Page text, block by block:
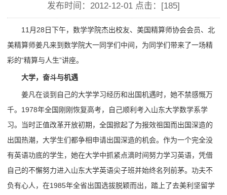
发布时间：2012-12-01 点击：[185]
11月28日下午，数学学院杰出校友、美国精算师协会会员、北
美精算师姜凡来到数学院大一同学们中间，为同学们带来了一场精
彩的“精算与人生”讲座。
大学，奋斗与机遇
姜凡在谈到自己的大学学习经历和出国机遇时，她不禁感慨万
千。1978年全国刚刚恢复高考，自己顺利考入山东大学数学系学
习。当时正值改革开放初期，全国掀起了为报效祖国而出国深造的
出国热潮，大学生们都争相申请出国深造的机会。作为一个完全没
有英语功底的学生，她在大学中抓紧点滴时间努力学习英语，凭借
自己的不懈努力进入山东大学英语尖子班并始终名列前茅。功夫不
负有心人，在1985年全省出国选拔脱颖而出，踏上了去美利坚留学